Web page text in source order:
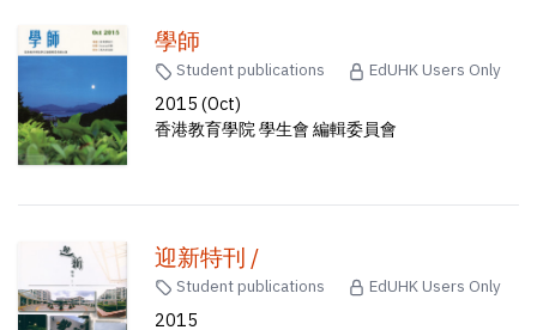
學師
Student publications EdUHK Users Only
2015 (Oct)
香港教育學院 學生會 編輯委員會
迎新特刊 /
Student publications EdUHK Users Only
2015